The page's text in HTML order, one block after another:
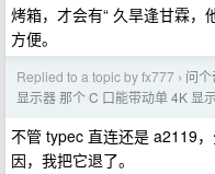
烤箱，才会有“ 久旱逢甘霖，
方便。
Replied to a topic by fx777 › 问
显示器 那个 C 口能带动单 4K 显
不管 typec 直连还是 a2119
因，我把它退了。